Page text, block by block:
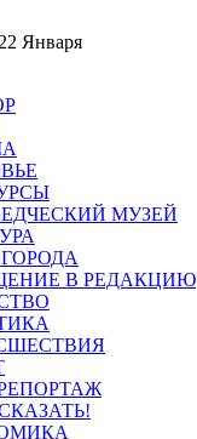
Января
МУЗЕЙ
В РЕДАКЦИЮ